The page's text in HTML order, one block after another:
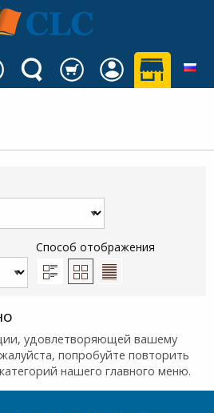
Способ отображения
удовлетворяющей вашему
попробуйте повторить
нашего главного меню.